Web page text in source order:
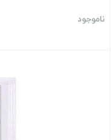
ناموجود